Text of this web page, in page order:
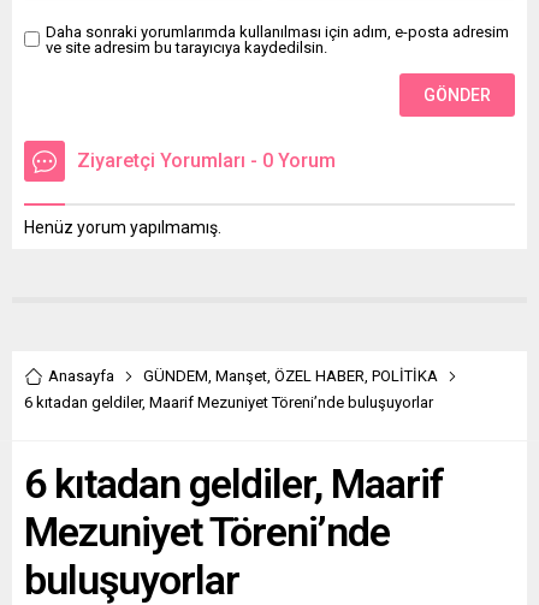
Daha sonraki yorumlarımda kullanılması için adım, e-posta adresim
ve site adresim bu tarayıcıya kaydedilsin.
Ziyaretçi Yorumları - 0 Yorum
Henüz yorum yapılmamış.
Anasayfa GÜNDEM Manşet ÖZEL HABER POLİTİKA
6 kıtadan geldiler, Maarif Mezuniyet Töreni’nde buluşuyorlar
6 kıtadan geldiler, Maarif
Mezuniyet Töreni’nde
buluşuyorlar